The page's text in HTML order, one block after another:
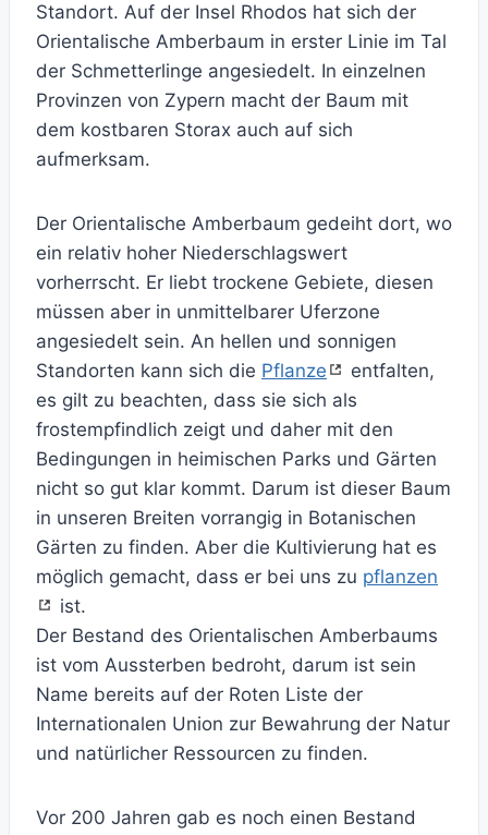
Standort. Auf der Insel Rhodos hat sich der
Orientalische Amberbaum in erster Linie im Tal
der Schmetterlinge angesiedelt. In einzelnen
Provinzen von Zypern macht der Baum mit
dem kostbaren Storax auch auf sich
aufmerksam.
Der Orientalische Amberbaum gedeiht dort, wo
ein relativ hoher Niederschlagswert
vorherrscht. Er liebt trockene Gebiete, diesen
müssen aber in unmittelbarer Uferzone
angesiedelt sein. An hellen und sonnigen
Standorten kann sich die Pflanze
entfalten,
es gilt zu beachten, dass sie sich als
frostempfindlich zeigt und daher mit den
Bedingungen in heimischen Parks und Gärten
nicht so gut klar kommt. Darum ist dieser Baum
in unseren Breiten vorrangig in Botanischen
Gärten zu finden. Aber die Kultivierung hat es
möglich gemacht, dass er bei uns zu pflanzen
ist.
Der Bestand des Orientalischen Amberbaums
ist vom Aussterben bedroht, darum ist sein
Name bereits auf der Roten Liste der
Internationalen Union zur Bewahrung der Natur
und natürlicher Ressourcen zu finden.
Vor 200 Jahren gab es noch einen Bestand